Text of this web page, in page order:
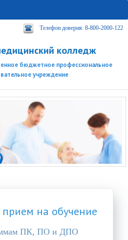
Телефон доверия: 8-800-2000-122
колледж
бюджетное профессиональное
учреждение
прием на обучение
ПК, ПО и ДПО